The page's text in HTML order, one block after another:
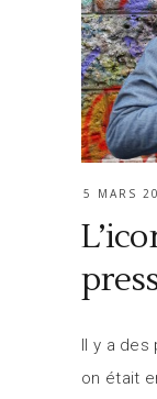
5 MARS
Il y a des
on était